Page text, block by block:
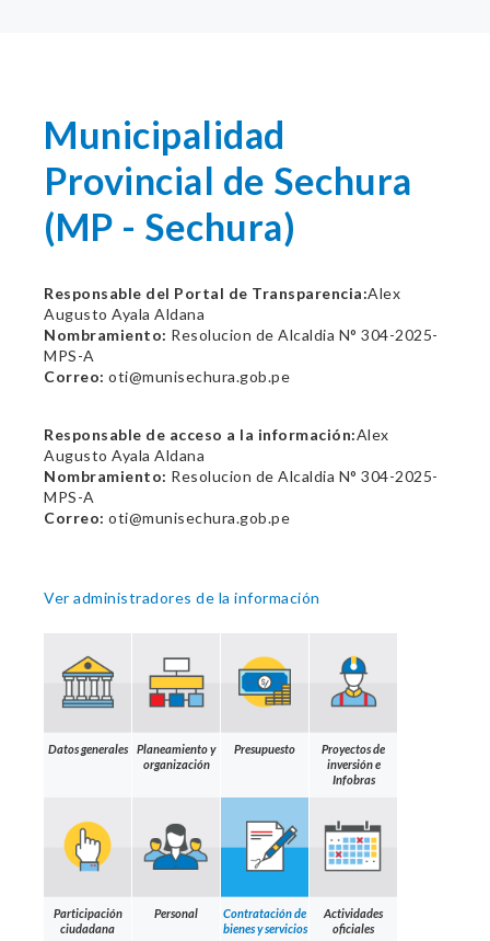
Municipalidad
Provincial de Sechura
(MP - Sechura)
Responsable del Portal de Transparencia:Alex
Augusto Ayala Aldana
Nombramiento: Resolucion de Alcaldia N° 304-2025-
MPS-A
Correo: oti@munisechura.gob.pe
Responsable de acceso a la información:Alex
Augusto Ayala Aldana
Nombramiento: Resolucion de Alcaldia N° 304-2025-
MPS-A
Correo: oti@munisechura.gob.pe
Ver administradores de la información
Datos generales
Planeamiento y
organización
Presupuesto
Proyectos de
inversión e
Infobras
Participación
ciudadana
Personal
Contratación de
bienes y servicios
Actividades
oficiales